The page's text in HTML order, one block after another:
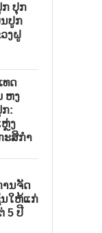
ປຸກ
ປູກ
ງຝູ
ທດ
ຫງ
:
ງ
ະສິກຳ
ນຈັດ
ໃຫ້ແກ່
5 ປີ